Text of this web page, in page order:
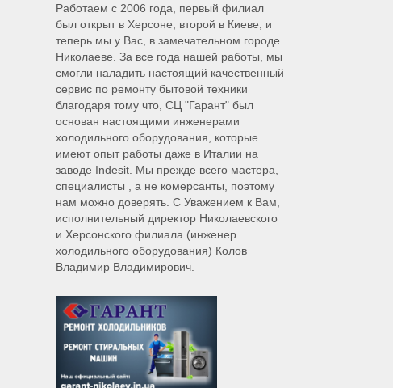
Работаем с 2006 года, первый филиал
был открыт в Херсоне, второй в Киеве, и
теперь мы у Вас, в замечательном городе
Николаеве. За все года нашей работы, мы
смогли наладить настоящий качественный
сервис по ремонту бытовой техники
благодаря тому что, СЦ "Гарант" был
основан настоящими инженерами
холодильного оборудования, которые
имеют опыт работы даже в Италии на
заводе Indesit. Мы прежде всего мастера,
специалисты , а не комерсанты, поэтому
нам можно доверять. С Уважением к Вам,
исполнительный директор Николаевского
и Херсонского филиала (инженер
холодильного оборудования) Колов
Владимир Владимирович.